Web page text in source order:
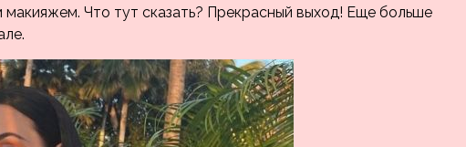
Что тут сказать? Прекрасный выход! Еще больше